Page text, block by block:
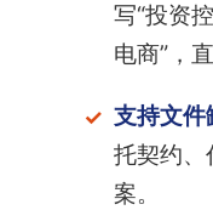
写“投资
电商”，
支持文件
托契约、
案。